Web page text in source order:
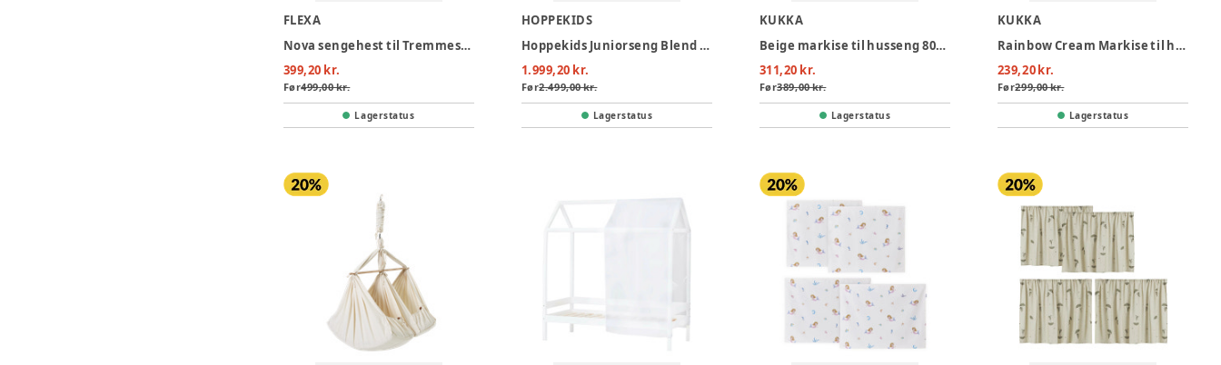
FLEXA
Nova sengehest til Tremmeseng, cream
399,20 kr.
Før499,00 kr.
Lagerstatus
HOPPEKIDS
Hoppekids Juniorseng Blend 70x160 cm - Hvid
1.999,20 kr.
Før2.499,00 kr.
Lagerstatus
KUKKA
Beige markise til husseng 80x 160
311,20 kr.
Før389,00 kr.
Lagerstatus
KUKKA
Rainbow Cream Markise til husseng 70x140
239,20 kr.
Før299,00 kr.
Lagerstatus